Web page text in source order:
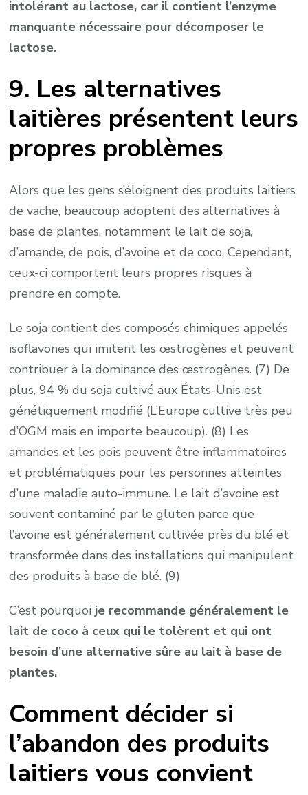
intolérant au lactose, car il contient l’enzyme
manquante nécessaire pour décomposer le
lactose.
9. Les alternatives
laitières présentent leurs
propres problèmes
Alors que les gens s’éloignent des produits laitiers
de vache, beaucoup adoptent des alternatives à
base de plantes, notamment le lait de soja,
d’amande, de pois, d’avoine et de coco. Cependant,
ceux-ci comportent leurs propres risques à
prendre en compte.
Le soja contient des composés chimiques appelés
isoflavones qui imitent les œstrogènes et peuvent
contribuer à la dominance des œstrogènes. (7) De
plus, 94 % du soja cultivé aux États-Unis est
génétiquement modifié (L’Europe cultive très peu
d’OGM mais en importe beaucoup). (8) Les
amandes et les pois peuvent être inflammatoires
et problématiques pour les personnes atteintes
d’une maladie auto-immune. Le lait d’avoine est
souvent contaminé par le gluten parce que
l’avoine est généralement cultivée près du blé et
transformée dans des installations qui manipulent
des produits à base de blé. (9)
C’est pourquoije recommande généralement le
lait de coco à ceux qui le tolèrent et qui ont
besoin d’une alternative sûre au lait à base de
plantes.
Comment décider si
l’abandon des produits
laitiers vous convient